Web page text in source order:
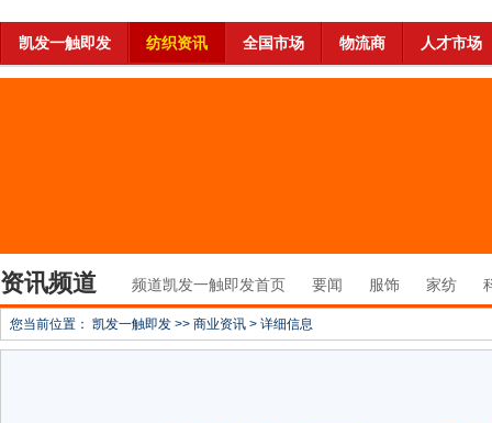
凯发一触即发 纺织资讯 全国市场 物流商 人才市场
资讯频道 频道凯发一触即发首页 要闻 服饰 家纺
您当前位置： 凯发一触即发 >> 商业资讯 > 详细信息